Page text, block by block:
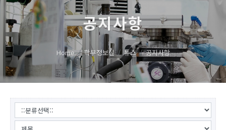
공지사항
Home 학부정보실 뉴스 공지사항